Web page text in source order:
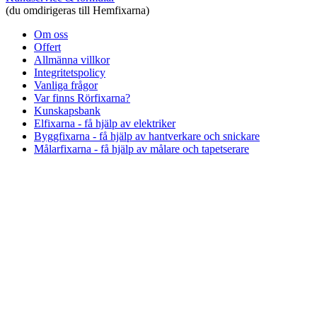
(du omdirigeras till Hemfixarna)
Om oss
Offert
Allmänna villkor
Integritetspolicy
Vanliga frågor
Var finns Rörfixarna?
Kunskapsbank
Elfixarna - få hjälp av elektriker
Byggfixarna - få hjälp av hantverkare och snickare
Målarfixarna - få hjälp av målare och tapetserare